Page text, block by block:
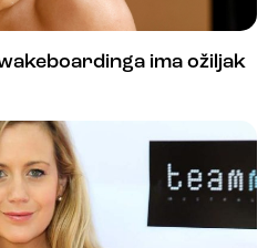
ima ožiljak